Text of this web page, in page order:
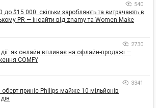
540
до $15 000: скільки заробляють та витрачають в
PR — інсайти від znamy та Women Make
2730
дії: як онлайн впливає на офлайн-продажі —
COMFY
3341
приніс Philips майже 10 мільйонів